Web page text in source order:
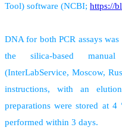
Tool) software (NCBI; https://
DNA for both PCR assays
the silica-based
(InterLabService, Moscow,
instructions, with an
preparations were stored at
performed within 3 days.